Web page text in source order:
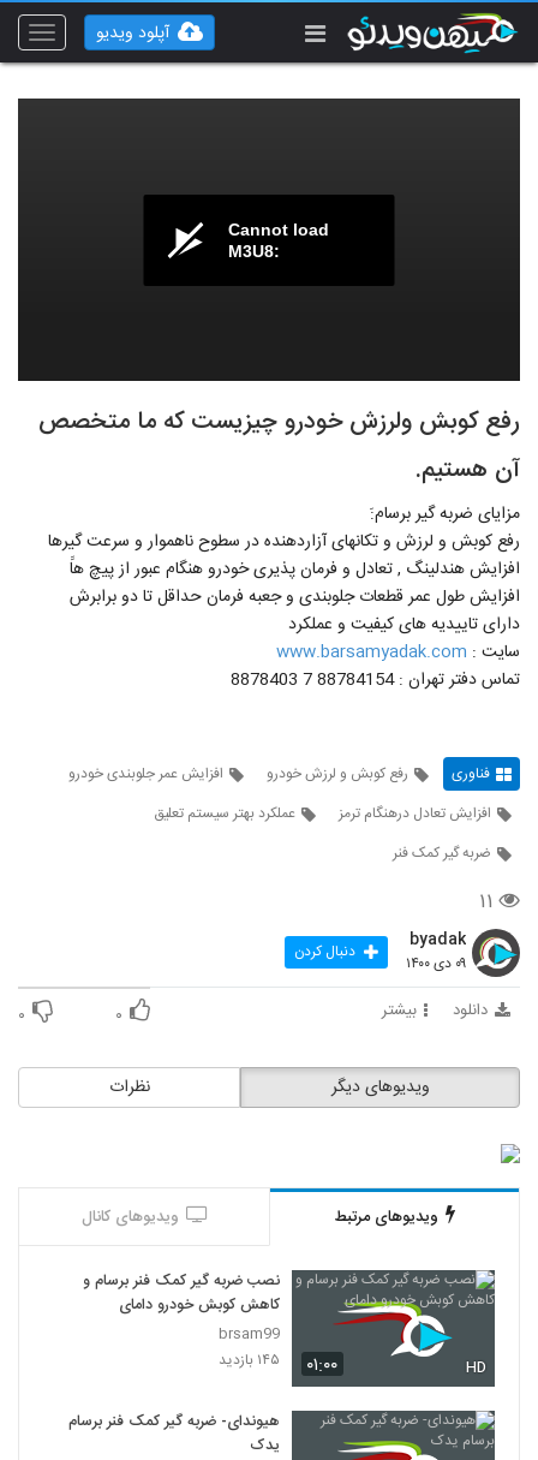
Toggle
آپلود ویدیو
Cannot load
M3U8:
رفع کوبش ولرزش خودرو چیزیست که ما متخصص
آن هستیم.
مزایای ضربه گیر برسام:َ
رفع کوبش و لرزش و تکانهای آزاردهنده در سطوح ناهموار و سرعت گیرها
افزایش هندلینگ , تعادل و فرمان پذیری خودرو هنگام عبور از پیچ هاََ
افزایش طول عمر قطعات جلوبندی و جعبه فرمان حداقل تا دو برابرش
دارای تاییدیه های کیفیت و عملکرد
سایت : www.barsamyadak.com
تماس دفتر تهران : 88784154 7 8878403
فناوری رفع کوبش و لرزش خودرو
افزایش عمر جلوبندی خودرو
افزایش تعادل درهنگام ترمز
عملکرد بهتر سیستم تعلیق
ضربه گیر کمک فنر
۱۱
byadak
۰۹ دی ۱۴۰۰ دنبال کردن
دانلود بیشتر ۰ ۰
نظرات ویدیوهای دیگر
ویدیوهای مرتبط ویدیوهای کانال
۰۱:۰۰ HD
نصب ضربه گیر کمک فنر برسام و
کاهش کوبش خودرو دامای
brsam99
۱۴۵ بازدید
هیوندای- ضربه گیر کمک فنر برسام
یدک